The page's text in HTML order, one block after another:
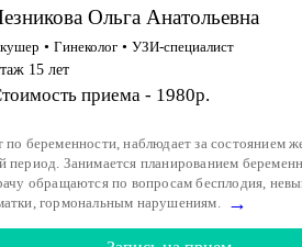
Ольга Анатольевна
• Гинеколог • УЗИ-специалист
15 лет
приема - 1980р.
по беременности, наблюдает за состоянием
период. Занимается планированием
обращаются по вопросам бесплодия,
гормональным нарушениям.
→